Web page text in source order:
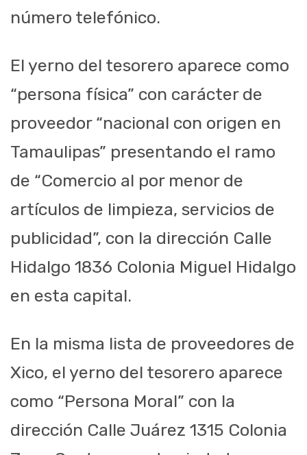
número telefónico.
El yerno del tesorero aparece como
“persona física” con carácter de
proveedor “nacional con origen en
Tamaulipas” presentando el ramo
de “Comercio al por menor de
artículos de limpieza, servicios de
publicidad”, con la dirección Calle
Hidalgo 1836 Colonia Miguel Hidalgo
en esta capital.
En la misma lista de proveedores de
Xico, el yerno del tesorero aparece
como “Persona Moral” con la
dirección Calle Juárez 1315 Colonia